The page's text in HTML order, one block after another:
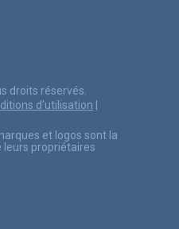
droits réservés.
d'utilisation
et logos sont la
leurs propriétaires